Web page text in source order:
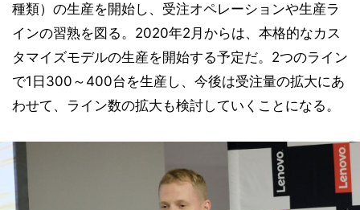
種類）の生産を開始し、受注オペレーションや生産ラ
インの習熟を図る。2020年2月からは、本格的なカス
タマイズモデルの生産を開始する予定だ。2つのライン
で1日300～400台を生産し、今後は受注量の拡大にあ
わせて、ライン数の拡大も検討していくことになる。